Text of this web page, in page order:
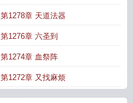
第1278章 天道法器
第1276章 六圣到
第1274章 血祭阵
第1272章 又找麻烦